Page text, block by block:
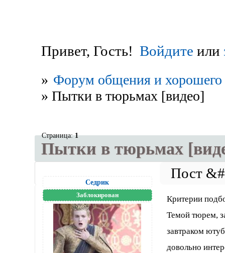
Привет, Гость! Войдите или
» Форум общения и хорошего
» Пытки в тюрьмах [видео]
Пытки в тюрьмах
Страница:1
Седрик
Заблокирован
Критерии
Темой тюрем,
завтраком
довольно